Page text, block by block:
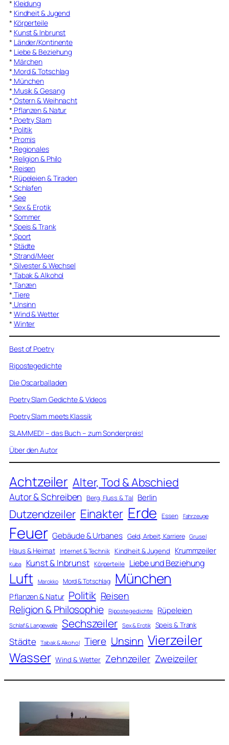
* Kleidung
* Kindheit & Jugend
* Körperteile
* Kunst & Inbrunst
* Länder/Kontinente
* Liebe & Beziehung
* Märchen
* Mord & Totschlag
* München
* Musik & Gesang
* Ostern & Weihnacht
* Pflanzen & Natur
* Poetry Slam
* Politik
* Promis
* Regionales
* Religion & Philo
* Reisen
* Rüpeleien & Tiraden
* Schlafen
* See
* Sex & Erotik
* Sommer
* Speis & Trank
* Sport
* Städte
* Strand/Meer
* Silvester & Wechsel
* Tabak & Alkohol
* Tanzen
* Tiere
* Unsinn
* Wind & Wetter
* Winter
Best of Poetry
Ripostegedichte
Die Oscarballaden
Poetry Slam Gedichte & Videos
Poetry Slam meets Klassik
SLAMMED! – das Buch – zum Sonderpreis!
Über den Autor
Achtzeiler Alter, Tod & Abschied
Autor & Schreiben Berg, Fluss & Tal Berlin
Dutzendzeiler Einakter Erde Essen Fahrzeuge
Feuer Gebäude & Urbanes Geld, Arbeit, Karriere Grusel
Haus & Heimat Internet & Technik Kindheit & Jugend Krummzeiler
Kuba Kunst & Inbrunst Körperteile Liebe und Beziehung
Luft Marokko Mord & Totschlag München
Pflanzen & Natur Politik Reisen
Religion & Philosophie Ripostegedichte Rüpeleien
Schlaf & Langeweile Sechszeiler Sex & Erotik Speis & Trank
Städte Tabak & Alkohol Tiere Unsinn Vierzeiler
Wasser Wind & Wetter Zehnzeiler Zweizeiler